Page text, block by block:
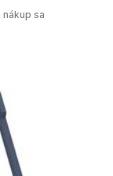
nákup sa